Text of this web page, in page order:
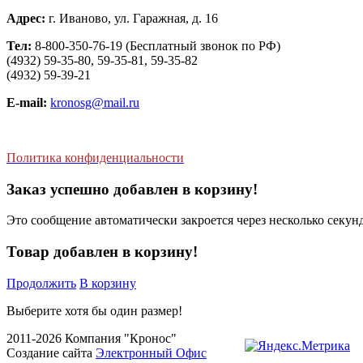
Адрес: г. Иваново, ул. Гаражная, д. 16
Тел: 8-800-350-76-19 (Бесплатный звонок по РФ)
(4932) 59-35-80, 59-35-81, 59-35-82
(4932) 59-39-21
E-mail: kronosg@mail.ru
Политика конфиденциальности
Заказ успешно добавлен в корзину!
Это сообщение автоматически закроется через несколько
Товар добавлен в корзину!
Продолжить В корзину
Выберите хотя бы один размер!
2011-2026 Компания "Кронос"
Создание сайта Электронный Офис